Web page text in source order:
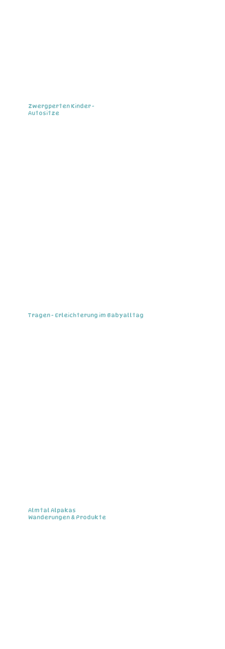
Zwergperten Kinder -
Autositze
Tragen - Erleichterung im Babyalltag
Almtal Alpakas
Wanderungen & Produkte